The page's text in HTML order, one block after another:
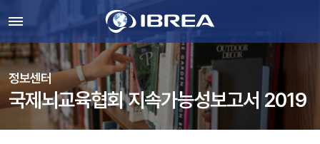
정보센터
국제뇌교육협회 지속가능성보고서 2019